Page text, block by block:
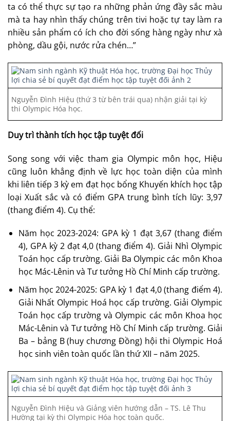
ta có thể thực sự tạo ra những phản ứng đầy sắc màu
mà ta hay nhìn thấy chúng trên tivi hoặc tự tay làm ra
nhiều sản phẩm có ích cho đời sống hàng ngày như xà
phòng, dầu gội, nước rửa chén…”
Nguyễn Đình Hiệu (thứ 3 từ bên trái qua) nhận giải tại kỳ
thi Olympic Hóa học.
Duy trì thành tích học tập tuyệt đối
Song song với việc tham gia Olympic môn học, Hiệu
cũng luôn khẳng định về lực học toàn diện của mình
khi liên tiếp 3 kỳ em đạt học bổng Khuyến khích học tập
loại Xuất sắc và có điểm GPA trung bình tích lũy: 3,97
(thang điểm 4). Cụ thể:
Năm học 2023-2024: GPA kỳ 1 đạt 3,67 (thang điểm
4), GPA kỳ 2 đạt 4,0 (thang điểm 4). Giải Nhì Olympic
Toán học cấp trường. Giải Ba Olympic các môn Khoa
học Mác-Lênin và Tư tưởng Hồ Chí Minh cấp trường.
Năm học 2024-2025: GPA kỳ 1 đạt 4,0 (thang điểm 4).
Giải Nhất Olympic Hoá học cấp trường. Giải Olympic
Toán học cấp trường và Olympic các môn Khoa học
Mác-Lênin và Tư tưởng Hồ Chí Minh cấp trường. Giải
Ba – bảng B (huy chương Đồng) hội thi Olympic Hoá
học sinh viên toàn quốc lần thứ XII – năm 2025.
Nguyễn Đình Hiệu và Giảng viên hướng dẫn – TS. Lê Thu
Hường tại kỳ thi Olympic Hóa học toàn quốc.